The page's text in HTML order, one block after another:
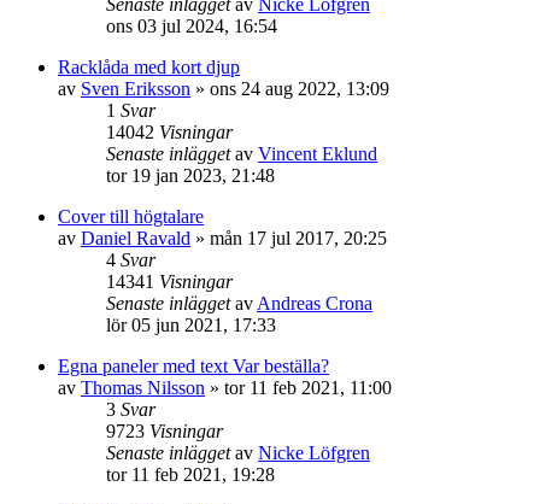
Senaste inläggetav Nicke Löfgren
ons 03 jul 2024, 16:54
Racklåda med kort djup
av Sven Eriksson » ons 24 aug 2022, 13:09
1 Svar
14042 Visningar
Senaste inläggetav Vincent Eklund
tor 19 jan 2023, 21:48
Cover till högtalare
av Daniel Ravald » mån 17 jul 2017, 20:25
4 Svar
14341 Visningar
Senaste inläggetav Andreas Crona
lör 05 jun 2021, 17:33
Egna paneler med text Var beställa?
av Thomas Nilsson » tor 11 feb 2021, 11:00
3 Svar
9723 Visningar
Senaste inläggetav Nicke Löfgren
tor 11 feb 2021, 19:28